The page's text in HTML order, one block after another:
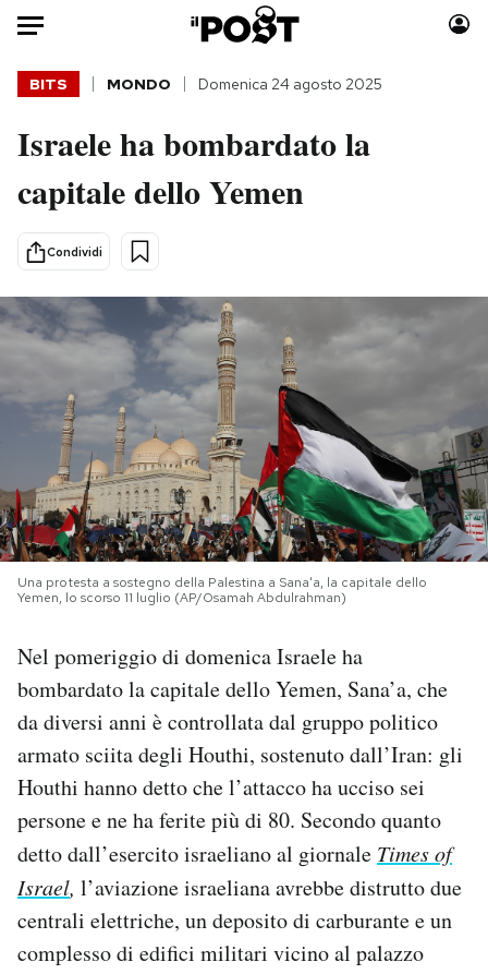
Auto
HOME
Italia
Politica
Tecnologia
Internet
Scienza
Economia
Sport
Media
Europa
Altrecose
Mondiali calcio 2026
PODCAST
NEWSLETTER
SHOP
CALENDARIO
AREA PERSONALE
Area Personale
Newsletter
BITS MONDO Domenica 24 agosto 2025
Israele ha bombardato la
capitale dello Yemen
Condividi
Una protesta a sostegno della Palestina a Sana'a, la capitale dello
Yemen, lo scorso 11 luglio (AP/Osamah Abdulrahman)
Nel pomeriggio di domenica Israele ha
bombardato la capitale dello Yemen, Sana’a, che
da diversi anni è controllata dal gruppo politico
armato sciita degli Houthi, sostenuto dall’Iran: gli
Houthi hanno detto che l’attacco ha ucciso sei
persone e ne ha ferite più di 80. Secondo quanto
detto dall’esercito israeliano al giornale Times of
Israel, l’aviazione israeliana avrebbe distrutto due
centrali elettriche, un deposito di carburante e un
complesso di edifici militari vicino al palazzo